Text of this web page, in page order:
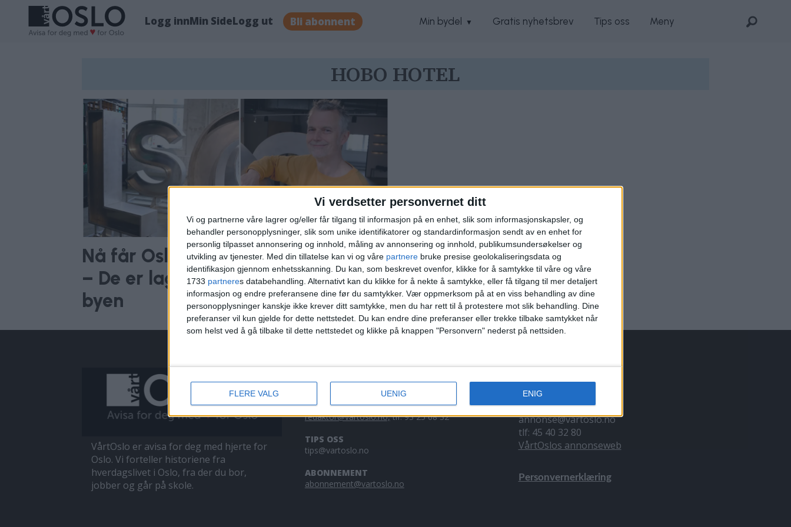
Vi verdsetter personvernet ditt
Vi og partnerne våre lagrer og/eller får tilgang til informasjon på en enhet, slik som informasjonskapsler, og
behandler personopplysninger, slik som unike identifikatorer og standardinformasjon sendt av en enhet for
personlig tilpasset annonsering og innhold, måling av annonsering og innhold, publikumsundersøkelser og
utvikling av tjenester. Med din tillatelse kan vi og våre partnere bruke presise geolokaliseringsdata og
identifikasjon gjennom enhetsskanning. Du kan, som beskrevet ovenfor, klikke for å samtykke til våre og våre
1733 partneres databehandling. Alternativt kan du klikke for å nekte å samtykke, eller få tilgang til mer detaljert
informasjon og endre preferansene dine før du samtykker. Vær oppmerksom på at en viss behandling av dine
personopplysninger kanskje ikke krever ditt samtykke, men du har rett til å protestere mot slik behandling. Dine
preferanser vil kun gjelde for dette nettstedet. Du kan endre dine preferanser eller trekke tilbake samtykket når
som helst ved å gå tilbake til dette nettstedet og klikke på knappen "Personvern" nederst på nettsiden.
FLERE VALG UENIG ENIG
Logg innMin SideLogg ut Bli abonnent Min bydel Gratis nyhetsbrev Tips oss Meny
HOBO HOTEL
Nå får Oslo sine egne bybokstaver:
– De er laget med kjærlighet for
byen
VårtOslo er avisa for deg med hjerte for
Oslo. Vi forteller historiene fra
hverdagslivet i Oslo, fra der du bor,
jobber og går på skole.
KONTAKT OSS
Redaktør, Vegard Velle
redaktor@vartoslo.no,tlf: 93 25 68 32
TIPS OSS
tips@vartoslo.no
ABONNEMENT
abonnement@vartoslo.no
ANNONSERING
Vil du annonsere?
annonse@vartoslo.no
tlf: 45 40 32 80
VårtOslos annonseweb
Personvernerklæring